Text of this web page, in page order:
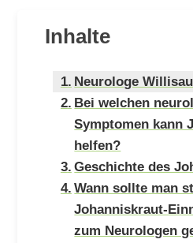
Inhalte
Neurologe
Bei welchen
Symptomen kann
helfen?
Geschichte des
Wann sollte man
Johanniskraut-
zum Neurologen